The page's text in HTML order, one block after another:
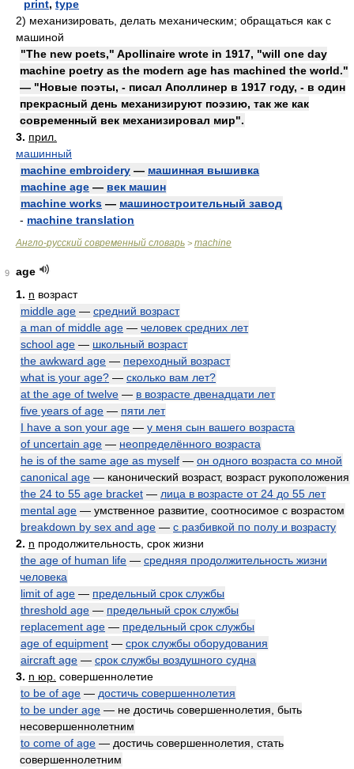
print, type
2) механизировать, делать механическим; обращаться как с
машиной
"The new poets," Apollinaire wrote in 1917, "will one day
machine poetry as the modern age has machined the world."
— "Новые поэты, - писал Аполлинер в 1917 году, - в один
прекрасный день механизируют поэзию, так же как
современный век механизировал мир".
3. прил.
машинный
machine embroidery — машинная вышивка
machine age — век машин
machine works — машиностроительный завод
- machine translation
Англо-русский современный словарь > machine
9
age
1. n возраст
middle age — средний возраст
a man of middle age — человек средних лет
school age — школьный возраст
the awkward age — переходный возраст
what is your age? — сколько вам лет?
at the age of twelve — в возрасте двенадцати лет
five years of age — пяти лет
I have a son your age — у меня сын вашего возраста
of uncertain age — неопределённого возраста
he is of the same age as myself — он одного возраста со мной
canonical age — канонический возраст, возраст рукоположения
the 24 to 55 age bracket — лица в возрасте от 24 до 55 лет
mental age — умственное развитие, соотносимое с возрастом
breakdown by sex and age — с разбивкой по полу и возрасту
2. n продолжительность, срок жизни
the age of human life — средняя продолжительность жизни
человека
limit of age — предельный срок службы
threshold age — предельный срок службы
replacement age — предельный срок службы
age of equipment — срок службы оборудования
aircraft age — срок службы воздушного судна
3. n юр. совершеннолетие
to be of age — достичь совершеннолетия
to be under age — не достичь совершеннолетия, быть
несовершеннолетним
to come of age — достичь совершеннолетия, стать
совершеннолетним